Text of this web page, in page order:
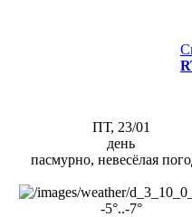
ПТ, 23/01
день
пасмурно, невесёлая
-5°..-7°